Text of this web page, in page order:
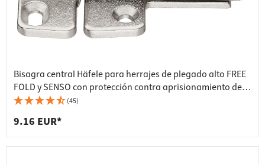
Bisagra central Häfele para herrajes de plegado alto FREE
FOLD y SENSO con protección contra aprisionamiento de
dedos
(45)
9.16 EUR*